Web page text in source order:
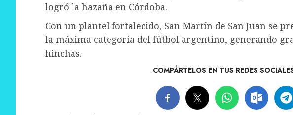
logró la hazaña en Córdoba.
Con un plantel fortalecido, San Martín de San Juan se
la máxima categoría del fútbol argentino, generando
hinchas.
COMPÁRTELOS EN TUS REDES